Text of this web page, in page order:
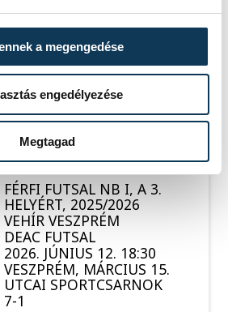
a megengedése
engedélyezése
Megtagad
2026. JÚNIUS 8. 18:00
DESOK CSARNOK -
DEBRECENI EGYETEMI
SPORTARÉNA
1-3
FÉRFI FUTSAL NB I, A 3.
HELYÉRT, 2025/2026
VEHÍR VESZPRÉM
DEAC FUTSAL
2026. JÚNIUS 12. 18:30
VESZPRÉM, MÁRCIUS 15.
UTCAI SPORTCSARNOK
7-1